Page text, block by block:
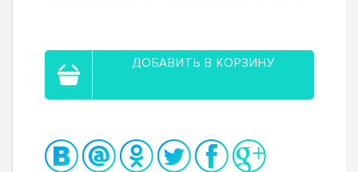
ДОБАВИТЬ В КОРЗИНУ